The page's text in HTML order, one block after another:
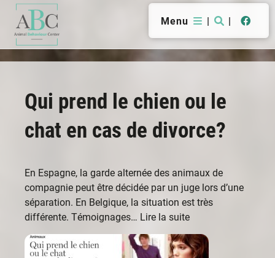
Menu | |
Qui prend le chien ou le
chat en cas de divorce?
En Espagne, la garde alternée des animaux de
compagnie peut être décidée par un juge lors d’une
séparation. En Belgique, la situation est très
différente. Témoignages… Lire la suite